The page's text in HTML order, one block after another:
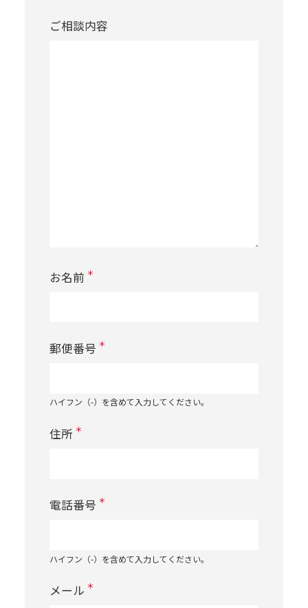
ご相談内容
お名前 ＊
郵便番号 ＊
ハイフン（-）を含めて入力してください。
住所 ＊
電話番号 ＊
ハイフン（-）を含めて入力してください。
メール ＊